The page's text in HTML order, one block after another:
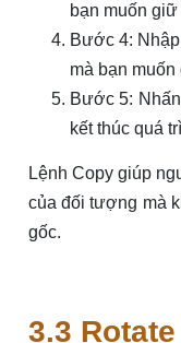
bạn muốn
Bước 4:
mà bạn
Bước 5:
kết thúc quá
Lệnh Copy giúp
của đối tượng mà
gốc.
3.3